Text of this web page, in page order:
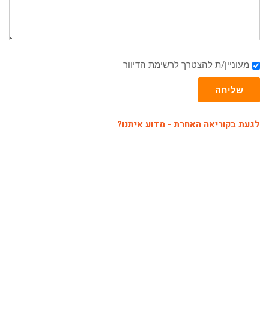
מעוניין/ת להצטרך לרשימת הדיוור
שליחה
לגעת בקוריאה האחרת - מדוע איתנו?